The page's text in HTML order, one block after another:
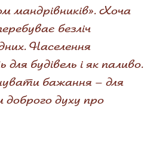
мандрівників». Хоча
безліч
Населення
будівель і як паливо.
бажання – для
доброго духу про